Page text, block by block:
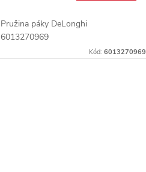
Pružina páky DeLonghi
6013270969
Kód: 6013270969